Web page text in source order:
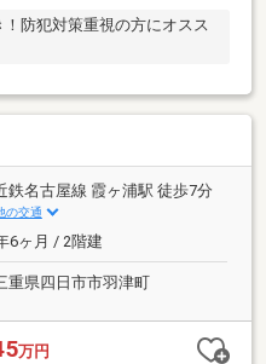
防犯対策重視の方にオスス
鉄名古屋線 霞ヶ浦駅 徒歩7分
の交通
6ヶ月 / 2階建
重県四日市市羽津町
万円